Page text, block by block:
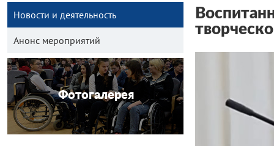
Новости и деятельность
Анонс мероприятий
Фотогалерея